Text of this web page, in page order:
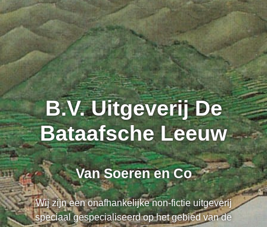
B.V. Uitgeverij De
Bataafsche Leeuw
Van Soeren en Co
Wij zijn een onafhankelijke non-fictie uitgeverij
speciaal gespecialiseerd op het gebied van de